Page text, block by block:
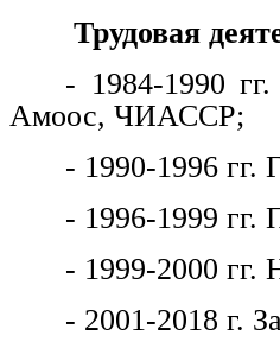
Трудовая
- 1984-1990 гг.
Амоос, ЧИАССР;
- 1990-1996
- 1996-1999 гг.
- 1999-2000
- 2001-2018 г.